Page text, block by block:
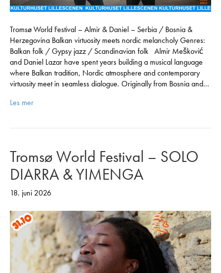
Tromsø World Festival – Almir & Daniel – Serbia / Bosnia &
Herzegovina Balkan virtuosity meets nordic melancholy Genres:
Balkan folk / Gypsy jazz / Scandinavian folk Almir Mešković
and Daniel Lazar have spent years building a musical language
where Balkan tradition, Nordic atmosphere and contemporary
virtuosity meet in seamless dialogue. Originally from Bosnia and…
Les mer
Tromsø World Festival – SOLO
DIARRA & YIMENGA
18. juni 2026